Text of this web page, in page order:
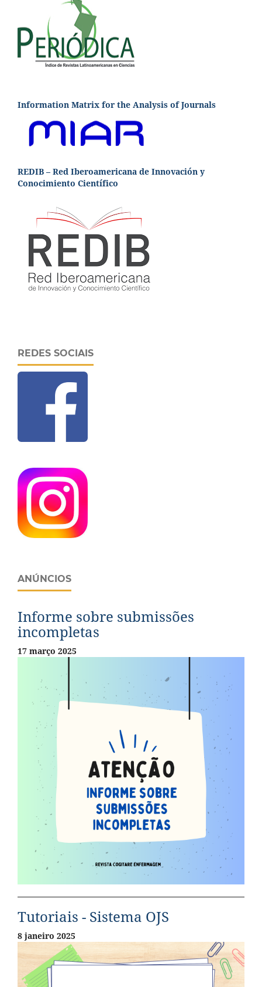
Information Matrix for the Analysis of Journals
REDIB – Red Iberoamericana de Innovación y
Conocimiento Científico
REDES SOCIAIS
ANÚNCIOS
Informe sobre submissões
incompletas
17 março 2025
Tutoriais - Sistema OJS
8 janeiro 2025